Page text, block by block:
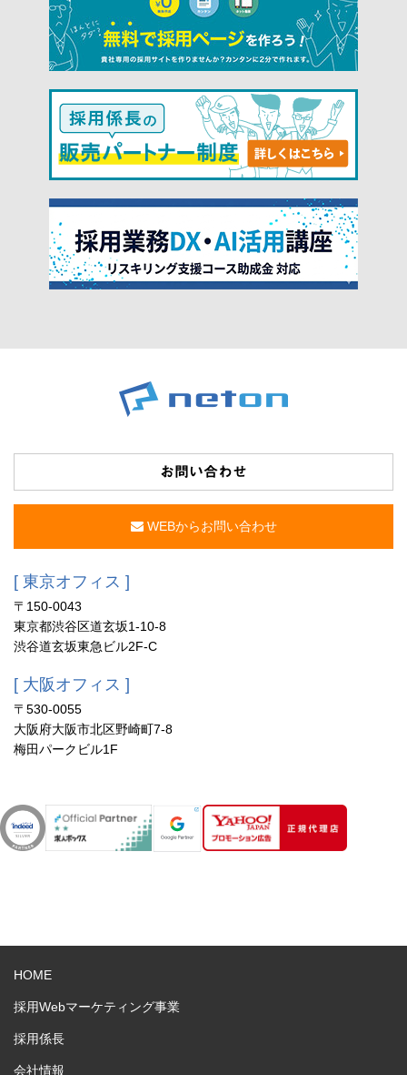
お問い合わせ
WEBからお問い合わせ
[ 東京オフィス ]
〒150-0043
東京都渋谷区道玄坂1-10-8
渋谷道玄坂東急ビル2F-C
[ 大阪オフィス ]
〒530-0055
大阪府大阪市北区野崎町7-8
梅田パークビル1F
HOME
採用Webマーケティング事業
採用係長
会社情報